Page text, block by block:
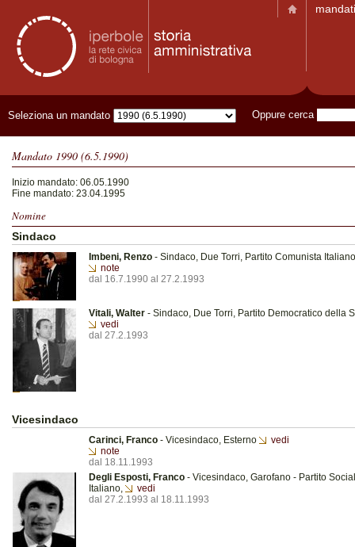
mandati
Seleziona un mandato Oppure cerca
Mandato 1990 (6.5.1990)
Inizio mandato: 06.05.1990
Fine mandato: 23.04.1995
Nomine
Sindaco
Imbeni, Renzo - Sindaco, Due Torri, Partito Comunista
note
dal 16.7.1990 al 27.2.1993
Vitali, Walter - Sindaco, Due Torri, Partito Democratico della
vedi
dal 27.2.1993
Vicesindaco
Carinci, Franco - Vicesindaco, Esterno
vedi
note
dal 18.11.1993
Degli Esposti, Franco - Vicesindaco, Garofano - Partito
Italiano,
vedi
dal 27.2.1993 al 18.11.1993